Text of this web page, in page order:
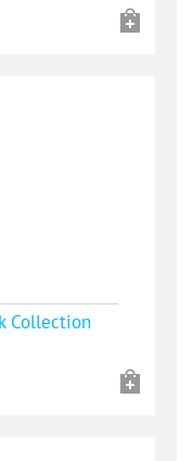
Collection